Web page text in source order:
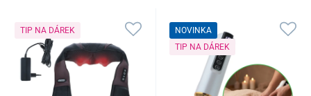
TIP NA DÁREK
NOVINKA
TIP NA DÁREK